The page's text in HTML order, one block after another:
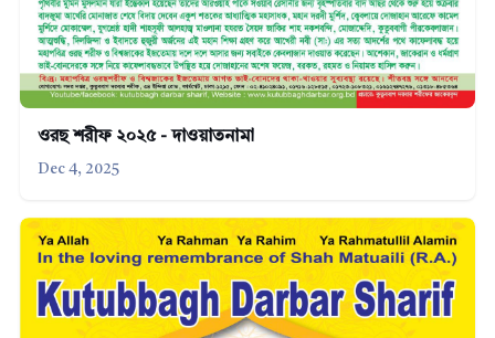
ওরছ শরীফ ২০২৫ - দাওয়াতনামা
Dec 4, 2025